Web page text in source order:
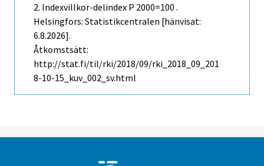
2. Indexvillkor-delindex P 2000=100 .
Helsingfors: Statistikcentralen [hänvisat:
6.8.2026].
Åtkomstsätt:
http://stat.fi/til/rki/2018/09/rki_2018_09_201
8-10-15_kuv_002_sv.html